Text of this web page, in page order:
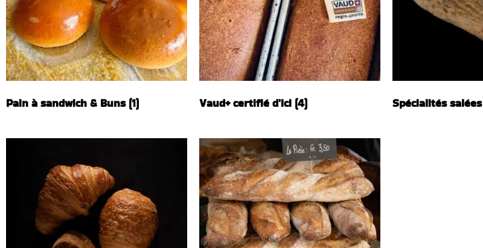
Pain à sandwich & Buns (1) Vaud+ certifié d'ici (4) Spécialités salées